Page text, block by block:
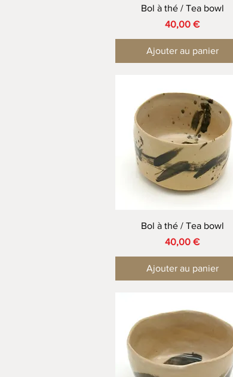
Aperçu rapide
Bol à thé / Tea bowl
Prix
40,00 €
Ajouter au panier
Aperçu rapide
Bol à thé / Tea bowl
Prix
40,00 €
Ajouter au panier